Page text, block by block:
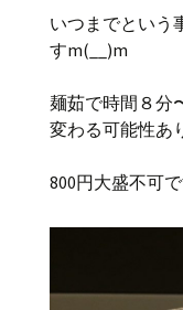
いつまでという
すm(__)m
麺茹で時間８分
変わる可能性あ
800円大盛不可で